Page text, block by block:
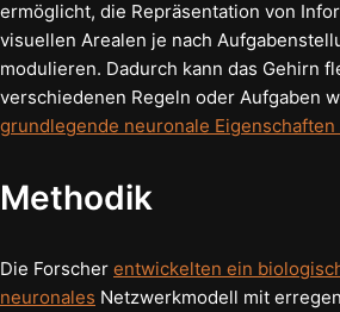
ermöglicht, die Repräsentation von
visuellen Arealen je nach
modulieren. Dadurch kann das Gehirn
verschiedenen Regeln oder Aufgaben
grundlegende neuronale
Methodik
Die Forscher entwickelten ein
neuronales Netzwerkmodell mit